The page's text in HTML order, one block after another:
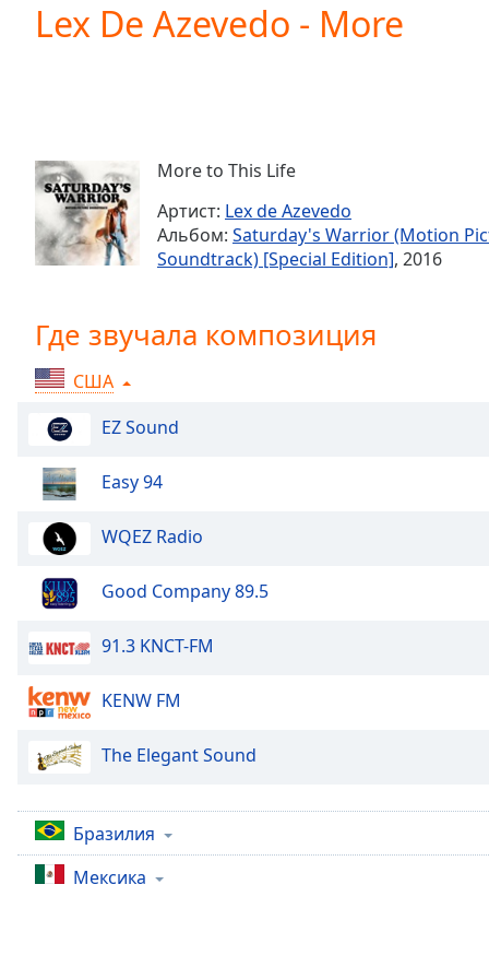
Current
Time0:00
Stream
TypeLIVE
Seek to
live,
currently
-
Playback
Chapters
Chapters
Descriptions
off,
Subtitles
subtitles
settings
subtitles
settings
dialog
Lex De Azevedo - More
More to This Life
Артист: Lex de Azevedo
Альбом: Saturday's Warrior (Motion
Soundtrack) [Special Edition], 2016
Где звучала композиция
США
EZ Sound
Easy 94
WQEZ Radio
Good Company 89.5
91.3 KNCT-FM
KENW FM
The Elegant Sound
Бразилия
Мексика